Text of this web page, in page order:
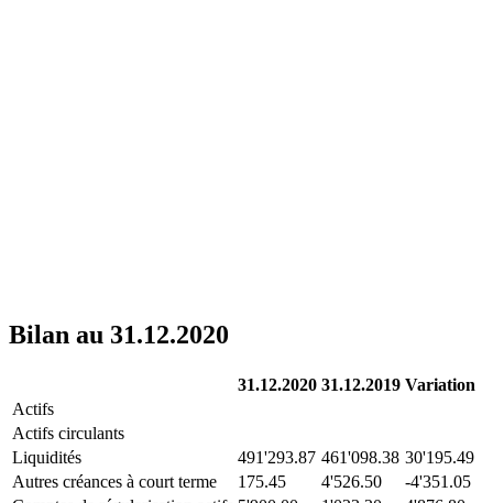
Bilan au 31.12.2020
31.12.2020 31.12.2019 Variation
Actifs
Actifs circulants
Liquidités
491'293.87 461'098.38 30'195.49
Autres créances à court terme
175.45 4'526.50
-4'351.05